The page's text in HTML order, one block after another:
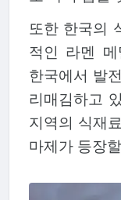
또한 한국의
적인 라멘
한국에서 발
리매김하고
지역의 식재
마제가 등장